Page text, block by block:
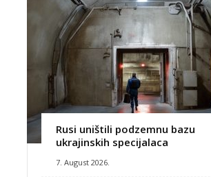
Rusi uništili podzemnu bazu
ukrajinskih specijalaca
7. August 2026.